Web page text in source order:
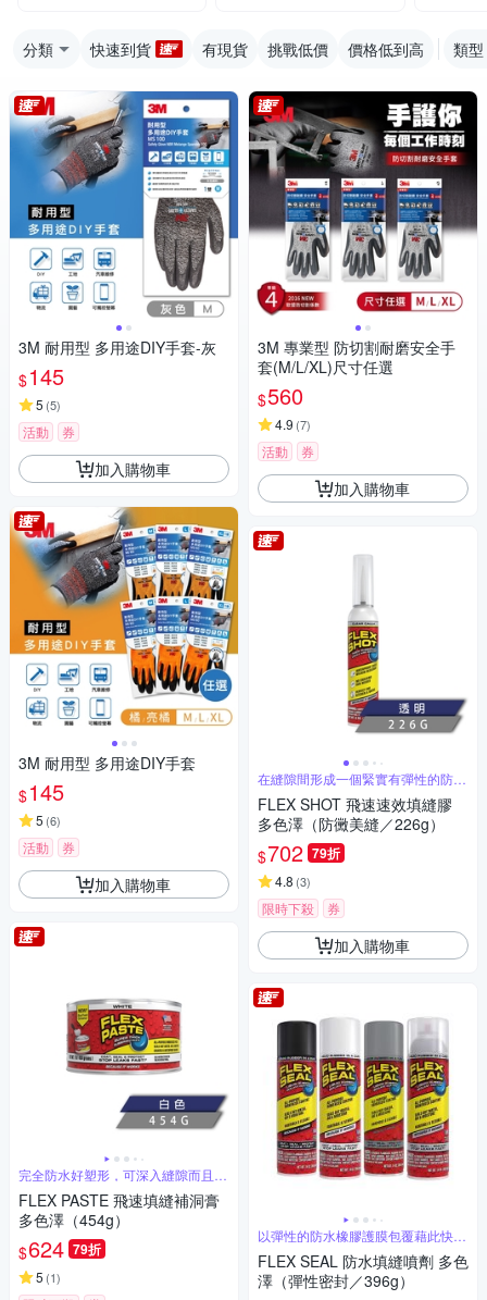
分類 快速到貨 有現貨 挑戰低價 價格低到高 類型
3M 耐用型 多用途DIY手套-灰
$145
5 (5)
活動 券
加入購物車
3M 耐用型 多用途DIY手套
$145
5 (6)
活動 券
加入購物車
完全防水好塑形，可深入縫隙而且表
面可上漆
FLEX PASTE 飛速填縫補洞膏
多色澤（454g）
$624 79折
5 (1)
3M 專業型 防切割耐磨安全手
套(M/L/XL)尺寸任選
$560
4.9 (7)
活動 券
加入購物車
在縫隙間形成一個緊實有彈性的防水
屏障
FLEX SHOT 飛速速效填縫膠
多色澤（防黴美縫／226g）
$702 79折
4.8 (3)
限時下殺 券
加入購物車
以彈性的防水橡膠護膜包覆藉此快速
阻斷漏水
FLEX SEAL 防水填縫噴劑 多色
澤（彈性密封／396g）